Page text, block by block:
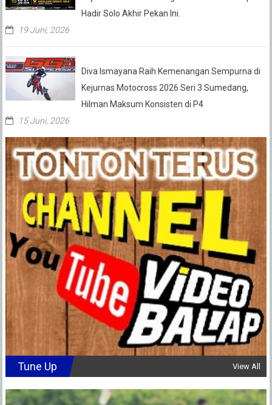
Hadir Solo Akhir Pekan Ini.
19 Juni, 2026
Diva Ismayana Raih Kemenangan Sempurna di
Kejurnas Motocross 2026 Seri 3 Sumedang,
Hilman Maksum Konsisten di P4
15 Juni, 2026
Tune Up View All